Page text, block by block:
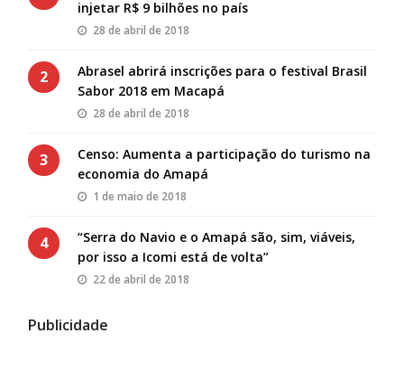
injetar R$ 9 bilhões no país
28 de abril de 2018
2
Abrasel abrirá inscrições para o festival Brasil
Sabor 2018 em Macapá
28 de abril de 2018
3
Censo: Aumenta a participação do turismo na
economia do Amapá
1 de maio de 2018
4
“Serra do Navio e o Amapá são, sim, viáveis,
por isso a Icomi está de volta”
22 de abril de 2018
Publicidade